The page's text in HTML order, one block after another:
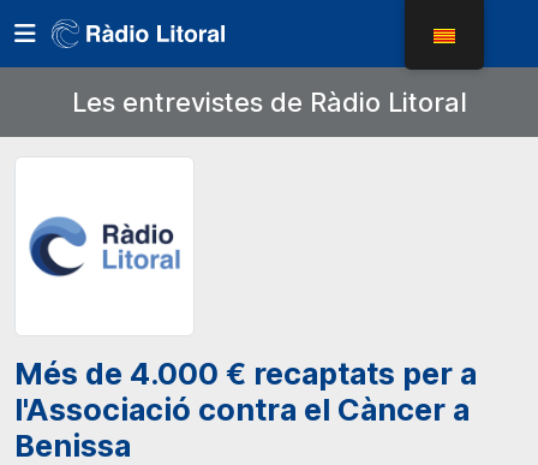
Les entrevistes de Ràdio Litoral
Més de 4.000 € recaptats per a
l'Associació contra el Càncer a
Benissa